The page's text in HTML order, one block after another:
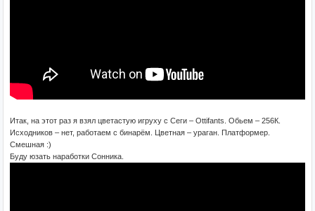
Итак, на этот раз я взял цветастую игруху с Сеги – Ottifants. Обьем – 256К.
Исходников – нет, работаем с бинарём. Цветная – ураган. Платформер.
Смешная :)
Буду юзать наработки Сонника.